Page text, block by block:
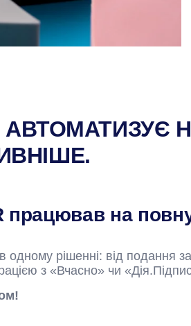
працював на
одному рішенні: від подання
з «Вчасно» чи